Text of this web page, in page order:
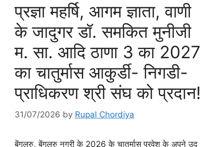
प्रज्ञा महर्षि, आगम ज्ञाता, वाणी
के जादुगर डॉ. समकित मुनीजी
म. सा. आदि ठाणा 3 का 2027
का चातुर्मास आकुर्डी- निगडी-
प्राधिकरण श्री संघ को प्रदान!
31/07/2026 by Rupal Chordiya
बेंगलुरु, बेंगलुरु नगरी के 2026 के चातुर्मास प्रवेश के अपने उद्